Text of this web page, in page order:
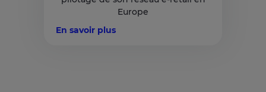
Europe
En savoir plus